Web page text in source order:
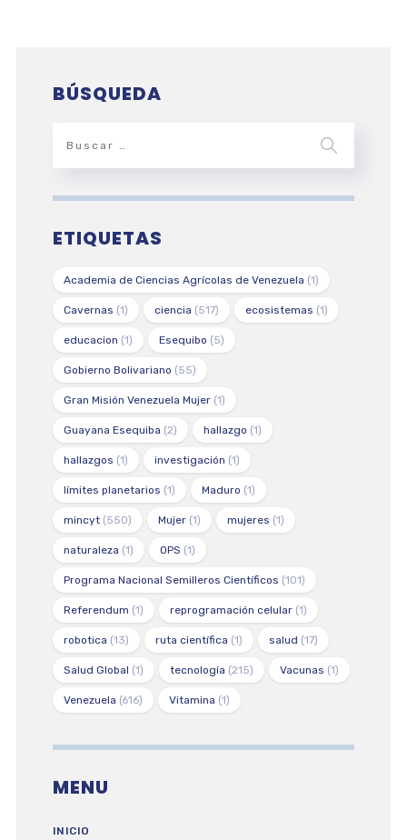
BÚSQUEDA
ETIQUETAS
Academia de Ciencias Agrícolas de Venezuela (1)
Cavernas (1) ciencia (517) ecosistemas (1)
educacion (1) Esequibo (5)
Gobierno Bolivariano (55)
Gran Misión Venezuela Mujer(1)
Guayana Esequiba (2) hallazgo (1)
hallazgos (1) investigación (1)
límites planetarios (1) Maduro (1)
mincyt(550) Mujer(1) mujeres (1)
naturaleza (1) OPS (1)
Programa Nacional Semilleros Científicos (101)
Referendum (1) reprogramación celular(1)
robotica (13) ruta científica (1) salud (17)
Salud Global (1) tecnología (215) Vacunas (1)
Venezuela (616) Vitamina (1)
MENU
INICIO